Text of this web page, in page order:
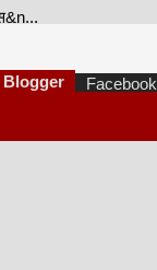
Blogger Facebook